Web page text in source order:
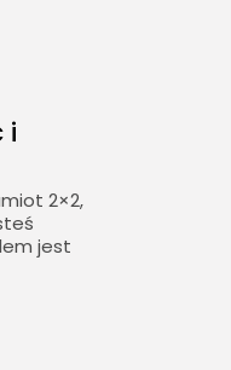
i
2×2,
jest